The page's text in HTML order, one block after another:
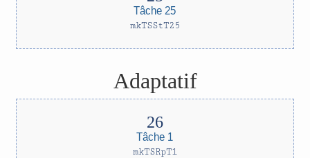
Tâche 25
mkTSStT25
Adaptatif
Tâche 1
mkTSRpT1